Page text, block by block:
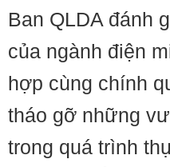
Ban QLDA đánh
của ngành điện
hợp cùng chính
tháo gỡ những
trong quá trình